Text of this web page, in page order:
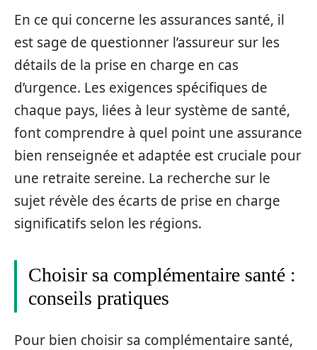
En ce qui concerne les assurances santé, il
est sage de questionner l’assureur sur les
détails de la prise en charge en cas
d’urgence. Les exigences spécifiques de
chaque pays, liées à leur système de santé,
font comprendre à quel point une assurance
bien renseignée et adaptée est cruciale pour
une retraite sereine. La recherche sur le
sujet révèle des écarts de prise en charge
significatifs selon les régions.
Choisir sa complémentaire santé :
conseils pratiques
Pour bien choisir sa complémentaire santé,